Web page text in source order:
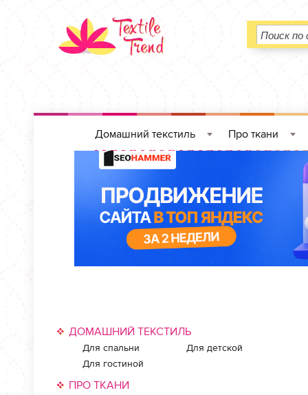
Домашний текстиль Про ткани
ДОМАШНИЙ ТЕКСТИЛЬ
Для спальни
Для детской
Для гостиной
ПРО ТКАНИ